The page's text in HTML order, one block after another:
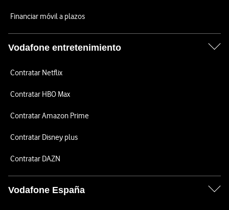
Financiar móvil a plazos
Vodafone entretenimiento
Contratar Netflix
Contratar HBO Max
Contratar Amazon Prime
Contratar Disney plus
Contratar DAZN
Vodafone España